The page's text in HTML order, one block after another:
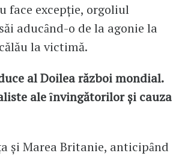
face excepţie, orgoliul
aducȃnd-o de la agonie la
la victimă.
al Doilea război mondial.
ale ȋnvingătorilor şi cauza
şi Marea Britanie, anticipȃnd